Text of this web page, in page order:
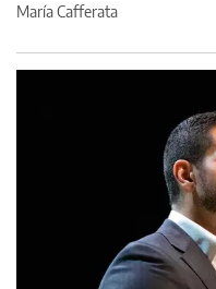
María Cafferata